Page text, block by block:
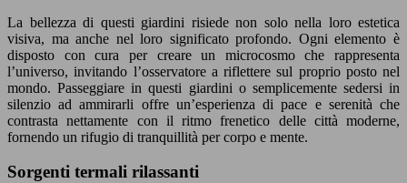
La bellezza di questi giardini risiede non solo nella loro estetica
visiva, ma anche nel loro significato profondo. Ogni elemento è
disposto con cura per creare un microcosmo che rappresenta
l’universo, invitando l’osservatore a riflettere sul proprio posto nel
mondo. Passeggiare in questi giardini o semplicemente sedersi in
silenzio ad ammirarli offre un’esperienza di pace e serenità che
contrasta nettamente con il ritmo frenetico delle città moderne,
fornendo un rifugio di tranquillità per corpo e mente.
Sorgenti termali rilassanti